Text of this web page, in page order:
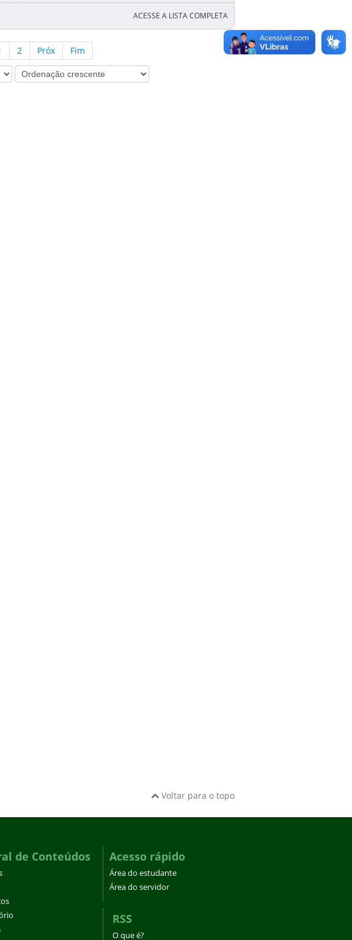
ACESSE A LISTA COMPLETA
2 Próx Fim
Voltar para o topo
de Conteúdos Acesso rápido
Área do estudante
Área do servidor
RSS
O que é?